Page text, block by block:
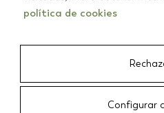
política de cookies
Configurar